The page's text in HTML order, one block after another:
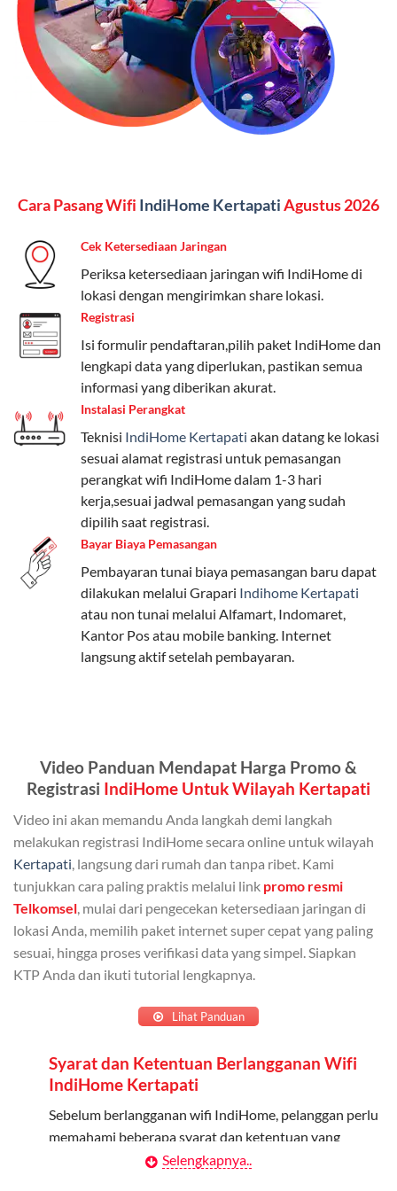
Kelebihan:Paket lengkap untuk pengguna yang
menginginkan internet, komunikasi, dan hiburan
(streaming & TV) dalam satu paket.
Paket Dynamic IP
keluarga, nelpon & SMS semua operator, dan akses
Kelebihan:
Cocok untuk pengguna yang membutuhkan
koneksi internet cepat dan stabil dengan fleksibilitas
kuota. Pilihan harga bervariasi sesuai kebutuhan.
Telkomsel One menyediakan pilihan paket yang
beragam, mulai dari paket hemat hingga premium.
Pengguna bisa memilih sesuai kebutuhan, baik untuk
internet, komunikasi, atau hiburan.
Paket Easy cocok untuk kebutuhan dasar, Paket
Complete untuk yang menginginkan fitur lengkap,
dan Paket Dynamic IP untuk pengguna yang
memprioritaskan kecepatan internet tinggi.
Paket Telkomsel One dengan Kuota Keluarga
Salah satu fitur unggulan Telkomsel One adalah Paket
Kuota Keluarga. Dengan kuota hingga 30 GB, Anda
bisa membagikan internet kepada anggota keluarga
atau teman tanpa perlu khawatir kehabisan kuota.
Admin (pelanggan utama) dan anggota yang terdaftar.
Admin dapat mendaftarkan hingga 5 anggota
keluarga atau teman untuk menggunakan kuota ini.
Berlaku Nasional
Kuota keluarga bisa digunakan di seluruh Indonesia
untuk jaringan 2G, 3G, dan 4G.
Kuota ini hanya bisa digunakan di dalam negeri.
Cara Menggunakan Kuota Keluarga
Daftarkan Anggota: Admin dapat mendaftarkan anggota
melalui aplikasi MyTelkomsel atau website Telkomsel One.
Bagikan Kuota: Setelah terdaftar, anggota bisa langsung
Cara Pasang Wifi IndiHome KertapatiAgustus 2026
Cek Ketersediaan Jaringan
Periksa ketersediaan jaringan wifi IndiHome di
lokasi dengan mengirimkan share lokasi.
Registrasi
Isi formulir pendaftaran,pilih paket IndiHome dan
lengkapi data yang diperlukan, pastikan semua
informasi yang diberikan akurat.
Instalasi Perangkat
Teknisi IndiHome Kertapati akan datang ke lokasi
sesuai alamat registrasi untuk pemasangan
perangkat wifi IndiHome dalam 1-3 hari
kerja,sesuai jadwal pemasangan yang sudah
dipilih saat registrasi.
Bayar Biaya Pemasangan
Pembayaran tunai biaya pemasangan baru dapat
dilakukan melalui Grapari Indihome Kertapati
atau non tunai melalui Alfamart, Indomaret,
Kantor Pos atau mobile banking. Internet
langsung aktif setelah pembayaran.
Video Panduan Mendapat Harga Promo &
Registrasi IndiHome Untuk Wilayah Kertapati
Video ini akan memandu Anda langkah demi langkah
melakukan registrasi IndiHome secara online untuk wilayah
Kertapati , langsung dari rumah dan tanpa ribet. Kami
tunjukkan cara paling praktis melalui link promo resmi
Telkomsel , mulai dari pengecekan ketersediaan jaringan di
lokasi Anda, memilih paket internet super cepat yang paling
sesuai, hingga proses verifikasi data yang simpel. Siapkan
KTP Anda dan ikuti tutorial lengkapnya.
Lihat Panduan
Syarat dan Ketentuan Berlangganan Wifi
IndiHome Kertapati
Sebelum berlangganan wifi IndiHome, pelanggan perlu
memahami beberapa syarat dan ketentuan yang
Selengkapnya..